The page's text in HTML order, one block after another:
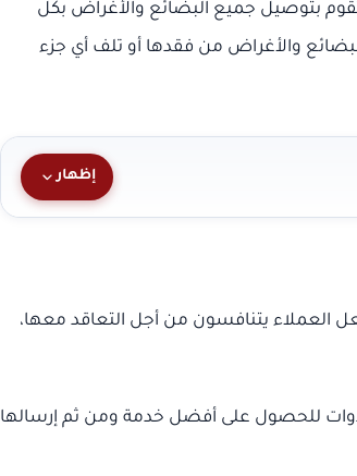
بتوصيل جميع البضائع والأغراض بكل
والأغراض من فقدها أو تلف أي جزء
إظهار
العملاء يتنافسون من أجل التعاقد معها،
للحصول على أفضل خدمة ومن ثم إرسالها